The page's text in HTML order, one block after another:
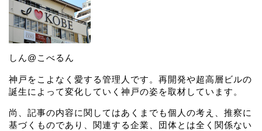
しん@こべるん
神戸をこよなく愛する管理人です。再開発や超高層ビルの
誕生によって変化していく神戸の姿を取材しています。
尚、記事の内容に関してはあくまでも個人の考え、推察に
基づくものであり、関連する企業、団体とは全く関係ない